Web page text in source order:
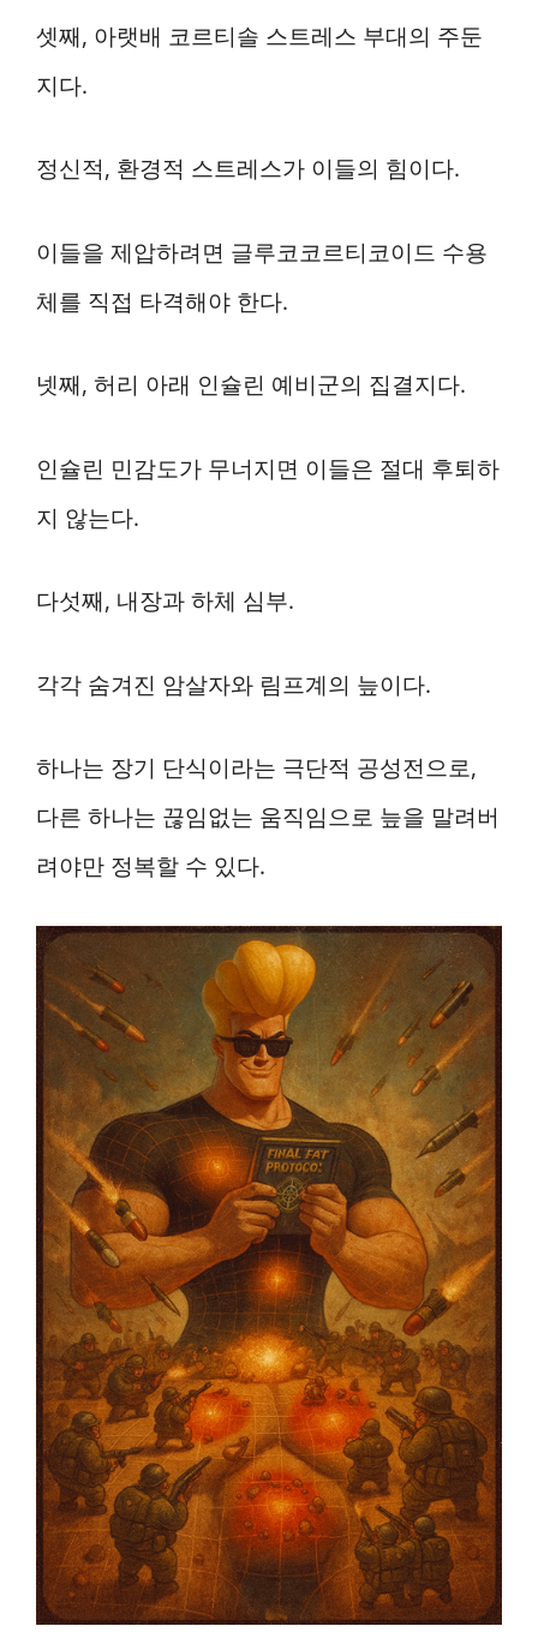
셋째, 아랫배 코르티솔 스트레스 부대의 주둔
지다.
정신적, 환경적 스트레스가 이들의 힘이다.
이들을 제압하려면 글루코코르티코이드 수용
체를 직접 타격해야 한다.
넷째, 허리 아래 인슐린 예비군의 집결지다.
인슐린 민감도가 무너지면 이들은 절대 후퇴하
지 않는다.
다섯째, 내장과 하체 심부.
각각 숨겨진 암살자와 림프계의 늪이다.
하나는 장기 단식이라는 극단적 공성전으로,
다른 하나는 끊임없는 움직임으로 늪을 말려버
려야만 정복할 수 있다.